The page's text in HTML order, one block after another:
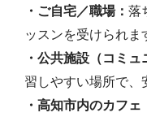
・ご自宅／職場： 落
ッスンを受けられま
・公共施設（コミ
習しやすい場所で、
・高知市内のカフェ